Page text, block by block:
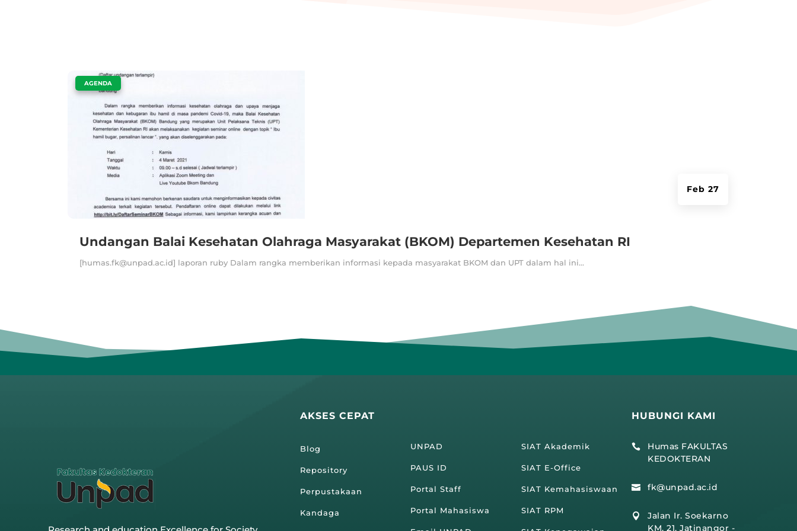
Undangan Balai Kesehatan Olahraga Masyarakat (BKOM) Departemen Kesehatan RI
Feb 27
AGENDA
[humas.fk@unpad.ac.id] laporan ruby Dalam rangka memberikan informasi kepada masyarakat BKOM dan UPT dalam hal ini...
AKSES CEPAT
Blog
Repository
Perpustakaan
Kandaga
UNPAD
PAUS ID
Portal Staff
Portal Mahasiswa
SIAT Akademik
SIAT E-Office
SIAT Kemahasiswaan
SIAT RPM
HUBUNGI KAMI

Humas FAKULTAS
KEDOKTERAN
 fk@unpad.ac.id

Jalan Ir. Soekarno
KM. 21, Jatinangor -